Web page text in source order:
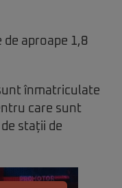
de aproape 1,8
înmatriculate
care sunt
stații de